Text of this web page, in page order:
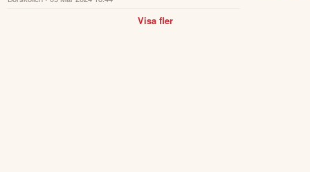
Visa fler